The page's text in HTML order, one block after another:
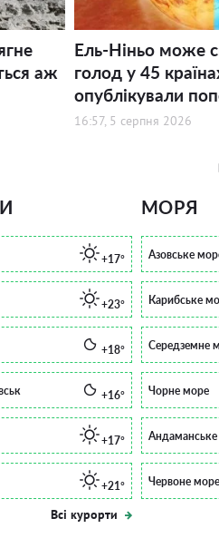
аж
Ель-Ніньо може
голод у 45
опублікували
16:57, 5 серпня 2026
+17°
+23°
+18°
+16°
+17°
+21°
Всі курорти
МОРЯ
Азовське
Карибське
Середземне
Чорне море
Червоне море